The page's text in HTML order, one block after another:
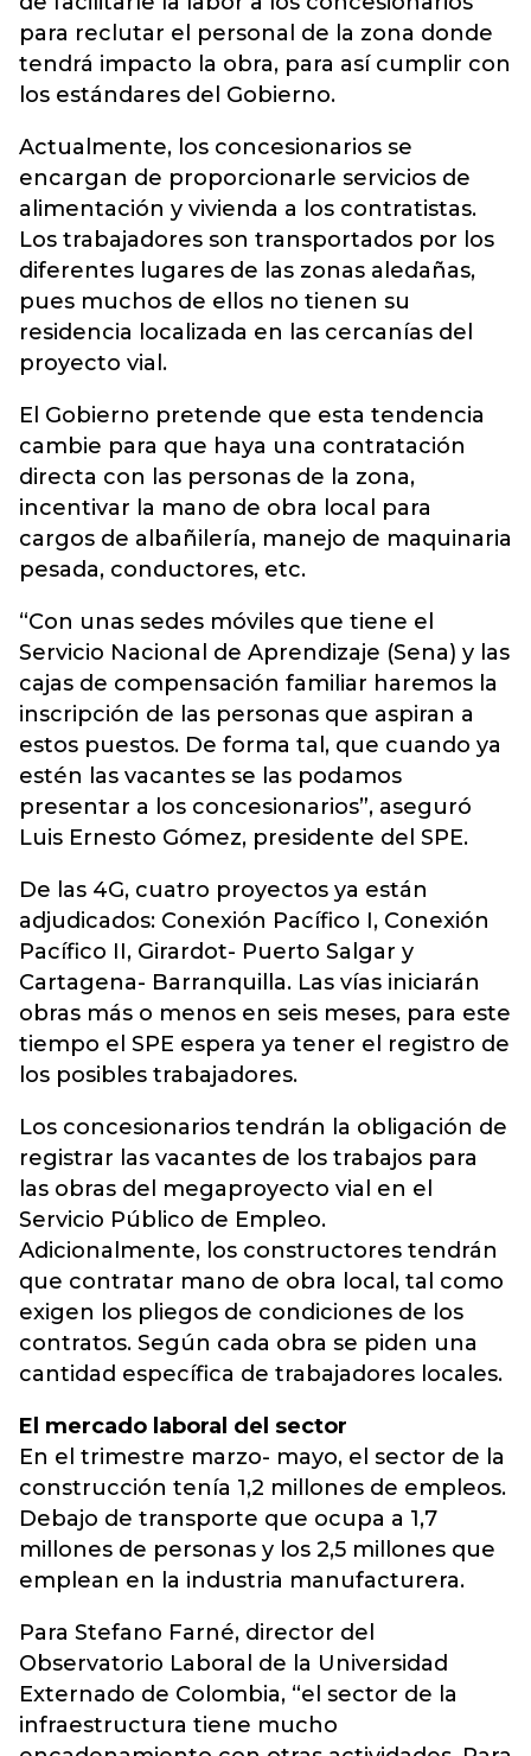
para reclutar el personal de la zona donde
tendrá impacto la obra, para así cumplir con
los estándares del Gobierno.
Actualmente, los concesionarios se
encargan de proporcionarle servicios de
alimentación y vivienda a los contratistas.
Los trabajadores son transportados por los
diferentes lugares de las zonas aledañas,
pues muchos de ellos no tienen su
residencia localizada en las cercanías del
proyecto vial.
El Gobierno pretende que esta tendencia
cambie para que haya una contratación
directa con las personas de la zona,
incentivar la mano de obra local para
cargos de albañilería, manejo de maquinaria
pesada, conductores, etc.
“Con unas sedes móviles que tiene el
Servicio Nacional de Aprendizaje (Sena) y las
cajas de compensación familiar haremos la
inscripción de las personas que aspiran a
estos puestos. De forma tal, que cuando ya
estén las vacantes se las podamos
presentar a los concesionarios”, aseguró
Luis Ernesto Gómez, presidente del SPE.
De las 4G, cuatro proyectos ya están
adjudicados: Conexión Pacífico I, Conexión
Pacífico II, Girardot- Puerto Salgar y
Cartagena- Barranquilla. Las vías iniciarán
obras más o menos en seis meses, para este
tiempo el SPE espera ya tener el registro de
los posibles trabajadores.
Los concesionarios tendrán la obligación de
registrar las vacantes de los trabajos para
las obras del megaproyecto vial en el
Servicio Público de Empleo.
Adicionalmente, los constructores tendrán
que contratar mano de obra local, tal como
exigen los pliegos de condiciones de los
contratos. Según cada obra se piden una
cantidad específica de trabajadores locales.
El mercado laboral del sector
En el trimestre marzo- mayo, el sector de la
construcción tenía 1,2 millones de empleos.
Debajo de transporte que ocupa a 1,7
millones de personas y los 2,5 millones que
emplean en la industria manufacturera.
Para Stefano Farné, director del
Observatorio Laboral de la Universidad
Externado de Colombia, “el sector de la
infraestructura tiene mucho